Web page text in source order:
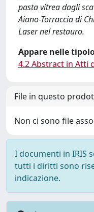
pasta vitrea dagli
Aiano-Torraccia di
Laser nel restauro.
Appare nelle
4.2 Abstract in Atti
File in questo
Non ci sono file
I documenti in IRIS
tutti i diritti sono
indicazione.